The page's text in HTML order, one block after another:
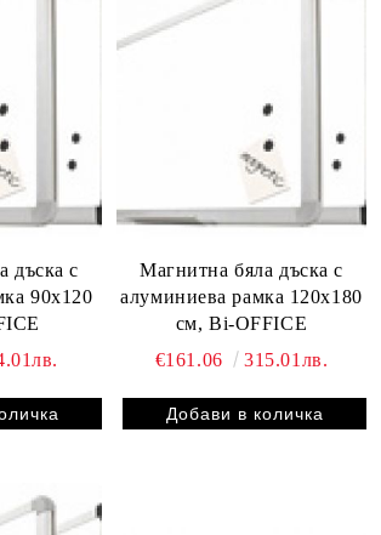
дъска с
90х120
Магнитна бяла дъска с
алуминиева рамка 120х180
см, Bi-OFFICE
€161.06
315.01лв.